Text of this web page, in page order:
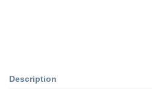
Description